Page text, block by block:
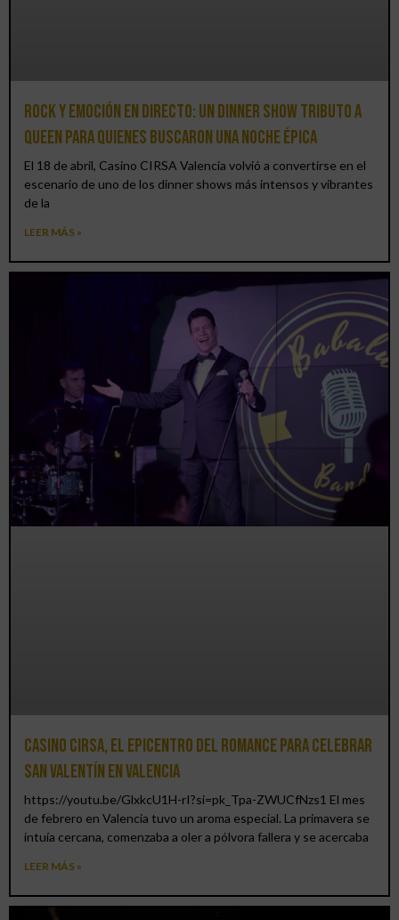
Rock y emoción en directo: un Dinner Show Tributo a
Queen para quienes buscaron una noche épica
El 18 de abril, Casino CIRSA Valencia volvió a convertirse en el
escenario de uno de los dinner shows más intensos y vibrantes
de la
LEER MÁS »
Casino CIRSA, el epicentro del romance para celebrar
San Valentín en Valencia
https://youtu.be/GlxkcU1H-rI?si=pk_Tpa-ZWUCfNzs1 El mes
de febrero en Valencia tuvo un aroma especial. La primavera se
intuía cercana, comenzaba a oler a pólvora fallera y se acercaba
LEER MÁS »